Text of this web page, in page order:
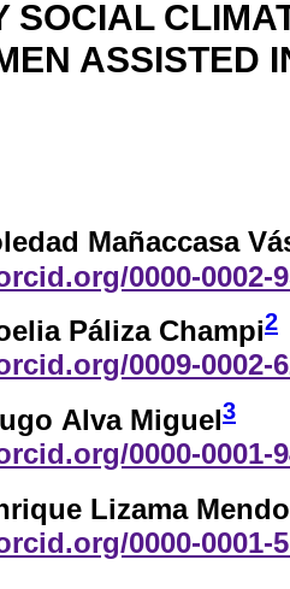
SOCIAL
ASSISTED
Mañaccasa
0000-0002-
Páliza Champi2
0009-0002-
Alva Miguel3
0000-0001-
Lizama
0000-0001-